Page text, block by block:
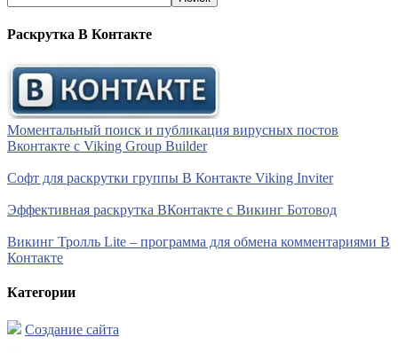
Раскрутка В Контакте
Моментальный поиск и публикация вирусных постов
Вконтакте с Viking Group Builder
Софт для раскрутки группы В Контакте Viking Inviter
Эффективная раскрутка ВКонтакте с Викинг Ботовод
Викинг Тролль Lite – программа для обмена комментариями В
Контакте
Категории
Создание сайта